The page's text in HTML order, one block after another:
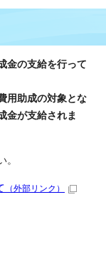
金の支給を行って
用助成の対象とな
金が支給されま
。
（外部リンク）